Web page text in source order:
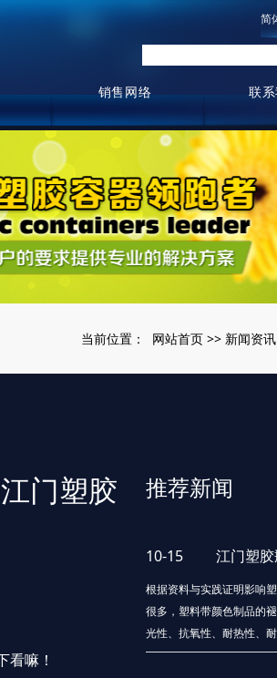
简
销售网络 联
当前位置： 网站首页 >> 新闻资讯
门塑胶
嘛！
推荐新闻
10-15
根据资料与实践证明影响塑
很多，塑料带颜色制品的褪
光性、抗氧性、耐热性、耐
的特性有关。在生产色母料